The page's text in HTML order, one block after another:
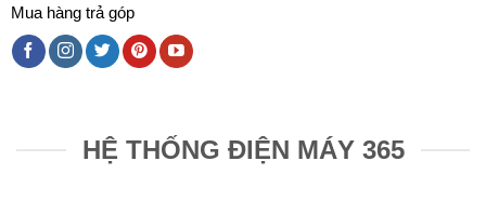
Mua hàng trả góp
HỆ THỐNG ĐIỆN MÁY 365